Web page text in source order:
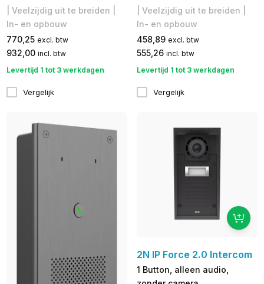
| Veelzijdig uit te breiden |
In- en opbouw
770,25 excl. btw
932,00 incl. btw
Levertijd 1 tot 3 werkdagen
Vergelijk
| Veelzijdig uit te breiden |
In- en opbouw
458,89 excl. btw
555,26 incl. btw
Levertijd 1 tot 3 werkdagen
Vergelijk
2N IP Force 2.0 Intercom
1 Button, alleen audio,